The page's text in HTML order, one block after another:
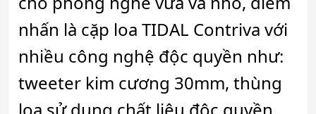
nhấn là cặp loa TIDAL Contriva với
nhiều công nghệ độc quyền như:
tweeter kim cương 30mm, thùng